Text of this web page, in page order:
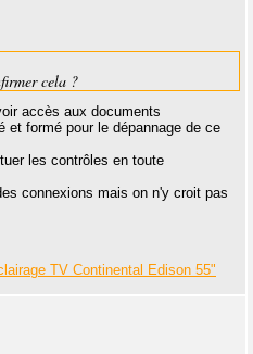
cela ?
accès aux documents
et formé pour le dépannage de ce
les contrôles en toute
connexions mais on n'y croit pas
TV Continental Edison 55"